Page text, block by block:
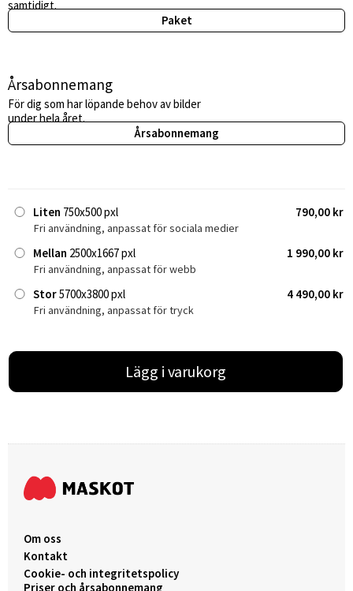
samtidigt.
Paket
Årsabonnemang
För dig som har löpande behov av bilder
under hela året.
Årsabonnemang
Liten 750x500 pxl 790,00 kr
Fri användning, anpassat för sociala medier
Mellan 2500x1667 pxl 1 990,00 kr
Fri användning, anpassat för webb
Stor5700x3800 pxl 4 490,00 kr
Fri användning, anpassat för tryck
Lägg i varukorg
Om oss
Kontakt
Cookie- och integritetspolicy
Priser och årsabonnemang